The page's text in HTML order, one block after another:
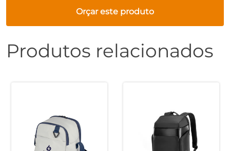
Orçar este produto
Produtos relacionados